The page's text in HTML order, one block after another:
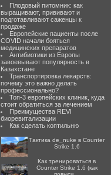
Плодовый питомник: как
выращивают, прививают и
подготавливают саженцы к
продаже
Европейские пациенты после
COVID начали бояться
медицинских препаратов
Антибиотики из Европы
завоевывают популярность в
Казахстане
Транспортировка лекарств:
почему это важно делать
профессионально?
Топ-3 европейских клиник, куда
стоит обратиться за лечением
Преимущества REVI
биоревитализации
Как сделать коптильню
Тактика de_nuke в Counter
Strike 1.6
Как тренироваться в
Counter Strike 1.6 (как